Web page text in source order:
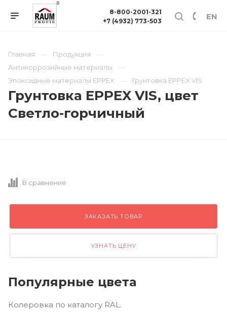
EN
8-800-2001-321
+7 (4932) 773-503
Главная
Продукция
Антикоррозийные материалы
Эпоксидные материалы EPPEX
Грунтовка EPPEX VIS
Грунтовка EPPEX VIS, цвет
Светло-горчичный
В сравнение
ЗАКАЗАТЬ ТОВАР
УЗНАТЬ ЦЕНУ
Популярные цвета
Колеровка по каталогу RAL.